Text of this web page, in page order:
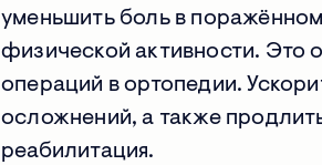
уменьшить боль в
физической активности. Это
операций в ортопедии.
осложнений, а также
реабилитация.